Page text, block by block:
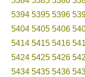
5394 5395 5396
5404 5405 5406
5414 5415 5416
5424 5425 5426
5434 5435 5436